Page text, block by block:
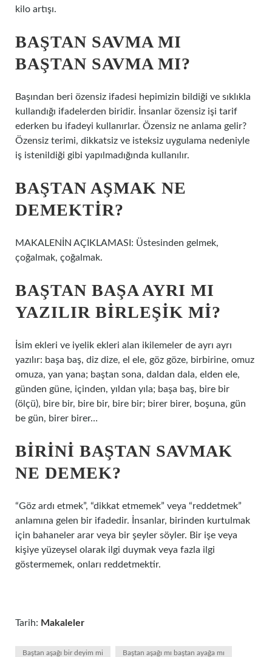
kilo artışı.
BAŞTAN SAVMA MI
BAŞTAN SAVMA MI?
Başından beri özensiz ifadesi hepimizin bildiği ve sıklıkla
kullandığı ifadelerden biridir. İnsanlar özensiz işi tarif
ederken bu ifadeyi kullanırlar. Özensiz ne anlama gelir?
Özensiz terimi, dikkatsiz ve isteksiz uygulama nedeniyle
iş istenildiği gibi yapılmadığında kullanılır.
BAŞTAN AŞMAK NE
DEMEKTIR?
MAKALENİN AÇIKLAMASI: Üstesinden gelmek,
çoğalmak, çoğalmak.
BAŞTAN BAŞA AYRI MI
YAZILIR BIRLEŞIK MI?
İsim ekleri ve iyelik ekleri alan ikilemeler de ayrı ayrı
yazılır: başa baş, diz dize, el ele, göz göze, birbirine, omuz
omuza, yan yana; baştan sona, daldan dala, elden ele,
günden güne, içinden, yıldan yıla; başa baş, bire bir
(ölçü), bire bir, bire bir, bire bir; birer birer, boşuna, gün
be gün, birer birer…
BIRINI BAŞTAN SAVMAK
NE DEMEK?
“Göz ardı etmek”, “dikkat etmemek” veya “reddetmek”
anlamına gelen bir ifadedir. İnsanlar, birinden kurtulmak
için bahaneler arar veya bir şeyler söyler. Bir işe veya
kişiye yüzeysel olarak ilgi duymak veya fazla ilgi
göstermemek, onları reddetmektir.
Tarih: Makaleler
Baştan aşağı bir deyim mi Baştan aşağı mı baştan ayağa mı